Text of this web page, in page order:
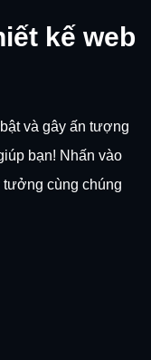
kế web
và gây ấn tượng
bạn! Nhấn vào
cùng chúng